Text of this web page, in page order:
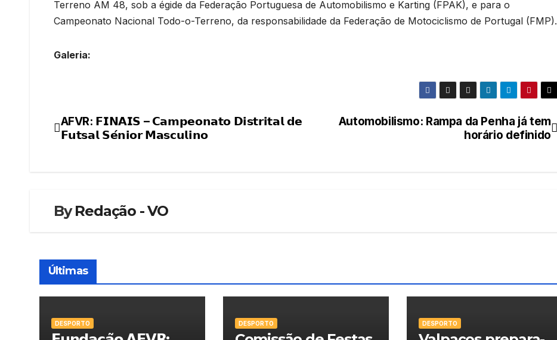
Terreno AM 48, sob a égide da Federação Portuguesa de Automobilismo e Karting (FPAK), e para o
Campeonato Nacional Todo-o-Terreno, da responsabilidade da Federação de Motociclismo de Portugal (FMP).
Galeria:
Navegação
Automobilismo: Rampa da Penha já tem
horário definido
AFVR: 𝗙𝗜𝗡𝗔𝗜𝗦 – 𝗖𝗮𝗺𝗽𝗲𝗼𝗻𝗮𝘁𝗼 𝗗𝗶𝘀𝘁𝗿𝗶𝘁𝗮𝗹 𝗱𝗲
𝗙𝘂𝘁𝘀𝗮𝗹 𝗦𝗲́𝗻𝗶𝗼𝗿 𝗠𝗮𝘀𝗰𝘂𝗹𝗶𝗻𝗼
ByRedação - VO
Últimas
DESPORTO DESPORTO DESPORTO